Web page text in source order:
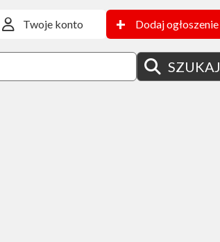
Twoje konto + Dodaj ogłoszenie
SZUKAJ